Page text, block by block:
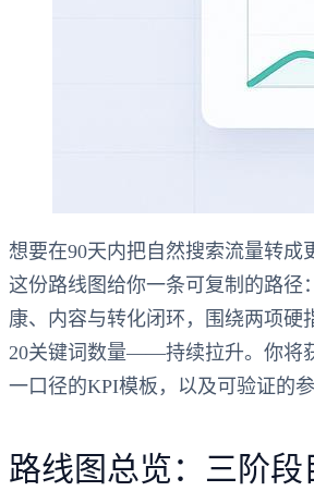
想要在90天内把自然搜索流量转成
这份路线图给你一条可复制的路径
康、内容与转化闭环，围绕两项
20关键词数量——持续拉升。你将
一口径的KPI模板，以及可验证的参
路线图总览：三阶段